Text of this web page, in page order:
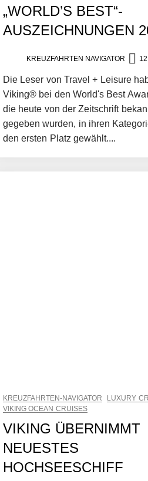
„WORLD’S BEST“-
AUSZEICHNUNGEN
KREUZFAHRTEN NAVIGATOR
Die Leser von Travel + Leisure
Viking® bei den World's Best
die heute von der Zeitschrift
gegeben wurden, in ihren
den ersten Platz gewählt....
KREUZFAHRTEN-NAVIGATOR
LUXURY
VIKING OCEAN CRUISES
VIKING ÜBERNIMMT
NEUESTES
HOCHSEESCHIFF